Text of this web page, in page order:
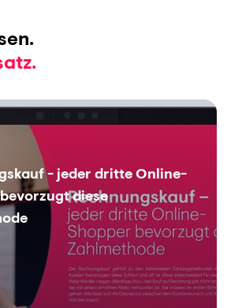
- jeder dritte Online-
diese